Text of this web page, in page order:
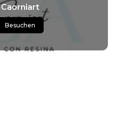
Caorniart
Besuchen